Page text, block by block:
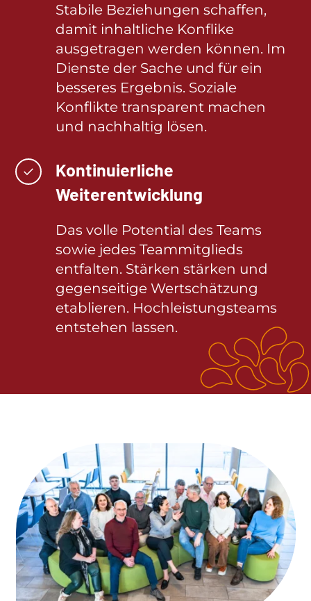
Stabile Beziehungen schaffen,
damit inhaltliche Konflike
ausgetragen werden können. Im
Dienste der Sache und für ein
besseres Ergebnis. Soziale
Konflikte transparent machen
und nachhaltig lösen.
✓
Kontinuierliche
Weiterentwicklung
Das volle Potential des Teams
sowie jedes Teammitglieds
entfalten. Stärken stärken und
gegenseitige Wertschätzung
etablieren. Hochleistungsteams
entstehen lassen.